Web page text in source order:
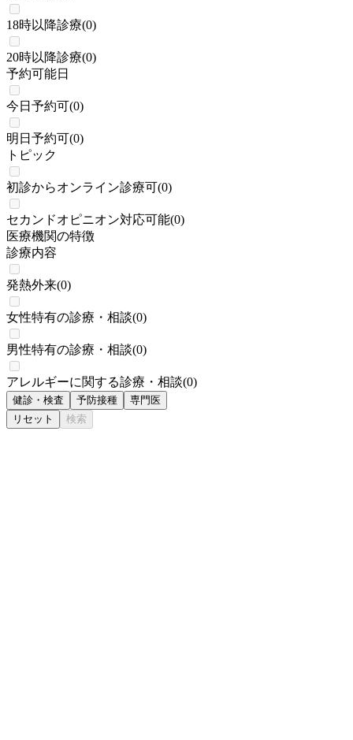
18時以降診療(0)
20時以降診療(0)
予約可能日
今日予約可(0)
明日予約可(0)
トピック
初診からオンライン診療可(0)
セカンドオピニオン対応可能(0)
医療機関の特徴
診療内容
発熱外来(0)
女性特有の診療・相談(0)
男性特有の診療・相談(0)
アレルギーに関する診療・相談(0)
健診・検査 予防接種
専門医
リセット
検索